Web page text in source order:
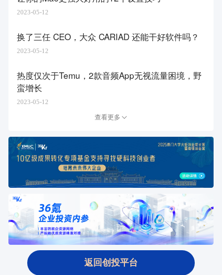
2023-05-12
换了三任 CEO，大众 CARIAD 还能干好软件吗？
2023-05-12
热度仅次于Temu，2款音频App无视流量困境，野
蛮增长
2023-05-12
查看更多
返回创投平台